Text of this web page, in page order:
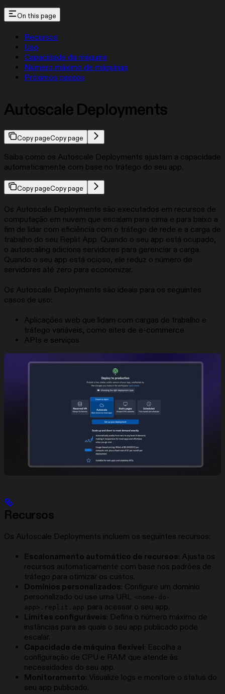
On this page
Recursos
Uso
Capacidade da máquina
Número máximo de máquinas
Próximos passos
Autoscale Deployments
Copy pageCopy page
Saiba como os Autoscale Deployments ajustam a capacidade
automaticamente com base no tráfego do seu app.
Copy pageCopy page
Os Autoscale Deployments são executados em recursos de
computação em nuvem que escalam para cima e para baixo a
fim de lidar com eficiência com o tráfego de rede e a carga de
trabalho do seu Replit App. Quando o seu app está ocupado,
o autoscaling adiciona servidores para gerenciar a carga.
Quando o seu app está ocioso, ele reduz o número de
servidores até zero para economizar.
Os Autoscale Deployments são ideais para os seguintes
casos de uso:
Aplicações web que lidam com cargas de trabalho e
tráfego variáveis, como sites de e-commerce
APIs e serviços
Recursos
Os Autoscale Deployments incluem os seguintes recursos:
Escalonamento automático de recursos: Ajusta os
recursos automaticamente com base nos padrões de
tráfego para otimizar os custos.
Domínios personalizados: Configure um domínio
personalizado ou use uma URL <nome-do-
app>.replit.app para acessar o seu app.
Limites configuráveis: Defina o número máximo de
instâncias para as quais o seu app publicado pode
escalar.
Capacidade de máquina flexível: Escolha a
configuração de CPU e RAM que atende às
necessidades do seu app.
Monitoramento: Visualize logs e monitore o status do
seu app publicado.